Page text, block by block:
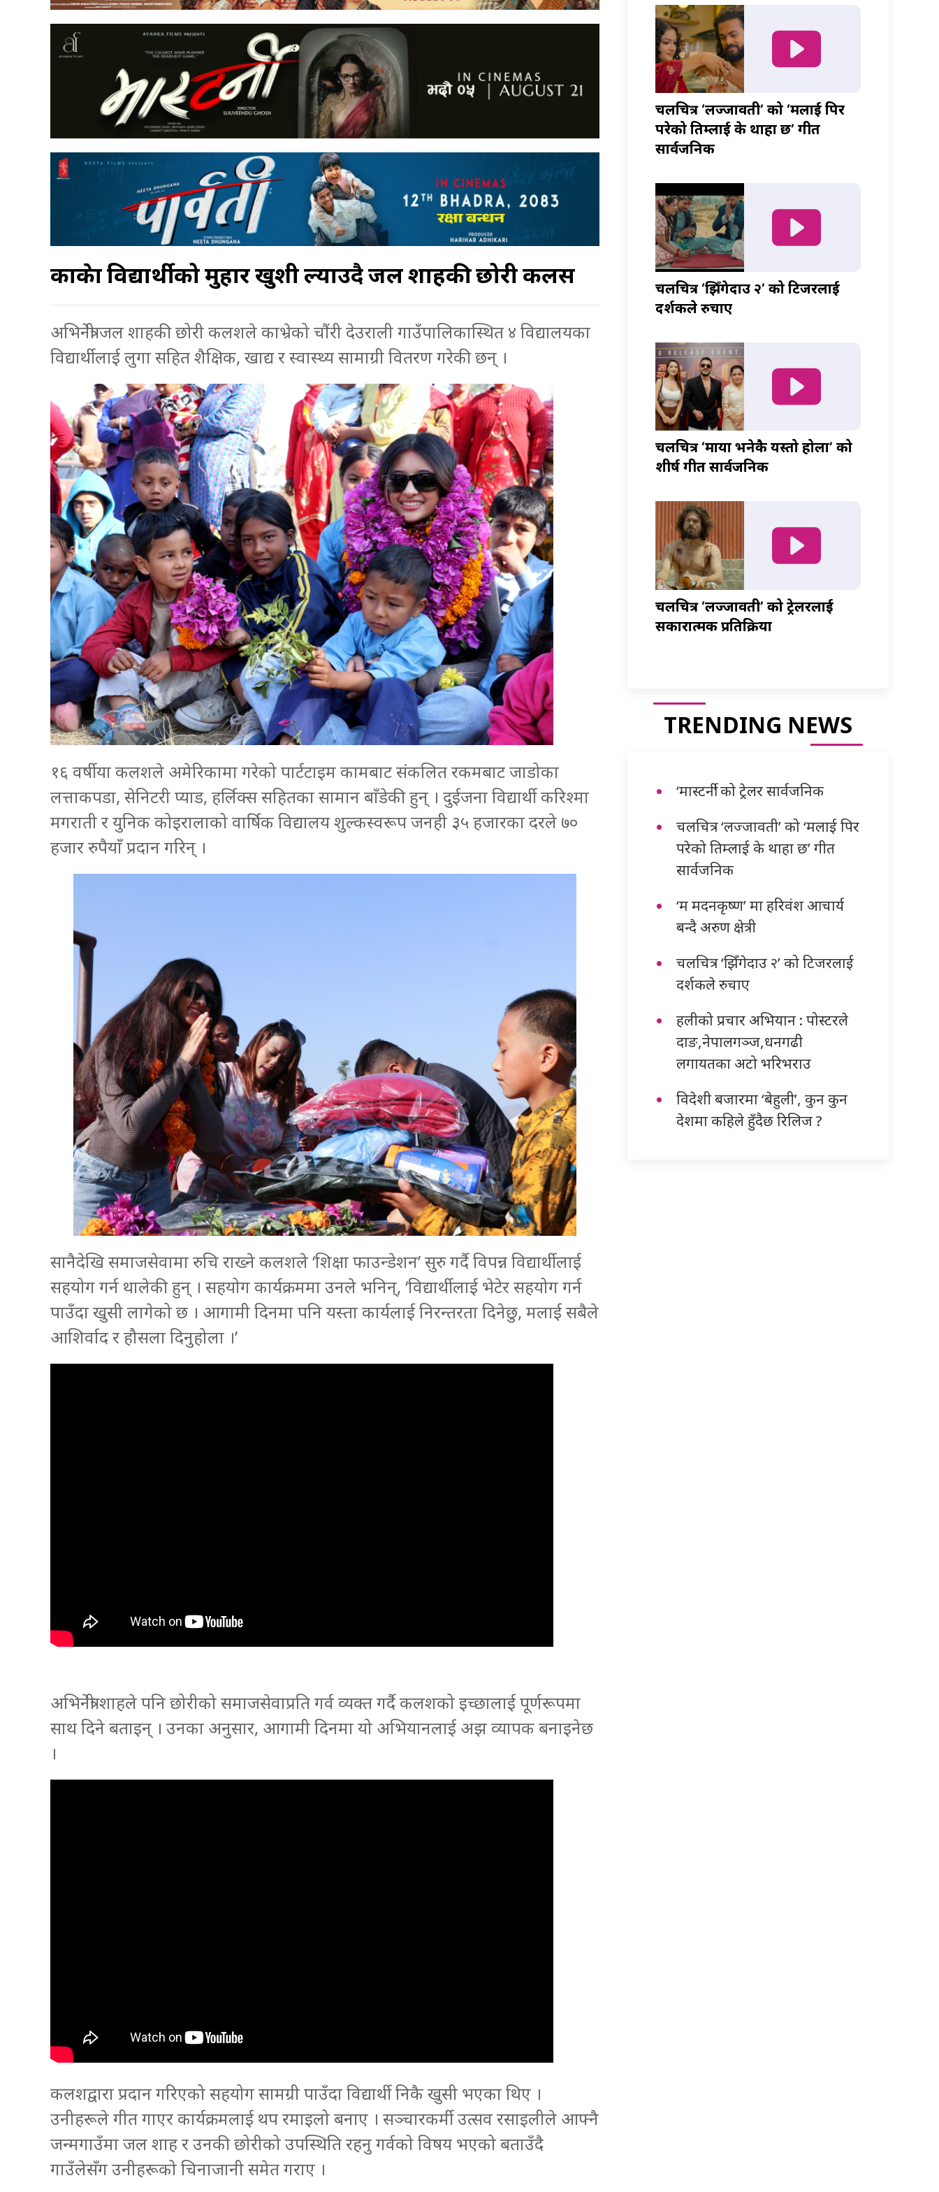
काभ्रेका विद्यार्थीको मुहार खुशी ल्याउदै जल शाहकी छोरी कलस
अभिनेत्री जल शाहकी छोरी कलशले काभ्रेको चौंरी देउराली गाउँपालिकास्थित ४ विद्यालयका
विद्यार्थीलाई लुगा सहित शैक्षिक, खाद्य र स्वास्थ्य सामाग्री वितरण गरेकी छन् ।
१६ वर्षीया कलशले अमेरिकामा गरेको पार्टटाइम कामबाट संकलित रकमबाट जाडोका
लत्ताकपडा, सेनिटरी प्याड, हर्लिक्स सहितका सामान बाँडेकी हुन् । दुईजना विद्यार्थी करिश्मा
मगराती र युनिक कोइरालाको वार्षिक विद्यालय शुल्कस्वरूप जनही ३५ हजारका दरले ७०
हजार रुपैयाँ प्रदान गरिन् ।
सानैदेखि समाजसेवामा रुचि राख्ने कलशले ‘शिक्षा फाउन्डेशन’ सुरु गर्दै विपन्न विद्यार्थीलाई
सहयोग गर्न थालेकी हुन् । सहयोग कार्यक्रममा उनले भनिन्, ‘विद्यार्थीलाई भेटेर सहयोग गर्न
पाउँदा खुसी लागेको छ । आगामी दिनमा पनि यस्ता कार्यलाई निरन्तरता दिनेछु, मलाई सबैले
आशिर्वाद र हौसला दिनुहोला ।’
अभिनेत्री शाहले पनि छोरीको समाजसेवाप्रति गर्व व्यक्त गर्दै कलशको इच्छालाई पूर्णरूपमा
साथ दिने बताइन् । उनका अनुसार, आगामी दिनमा यो अभियानलाई अझ व्यापक बनाइनेछ
।
कलशद्वारा प्रदान गरिएको सहयोग सामग्री पाउँदा विद्यार्थी निकै खुसी भएका थिए ।
उनीहरूले गीत गाएर कार्यक्रमलाई थप रमाइलो बनाए । सञ्चारकर्मी उत्सव रसाइलीले आफ्नै
जन्मगाउँमा जल शाह र उनकी छोरीको उपस्थिति रहनु गर्वको विषय भएको बताउँदै
गाउँलेसँग उनीहरूको चिनाजानी समेत गराए ।
चलचित्र ‘लज्जावती’ को ‘मलाई पिर
परेको तिम्लाई के थाहा छ’ गीत
सार्वजनिक
चलचित्र ‘झिँगेदाउ २’ को टिजरलाई
दर्शकले रुचाए
चलचित्र ‘माया भनेकै यस्तो होला’ को
शीर्ष गीत सार्वजनिक
चलचित्र ‘लज्जावती’ को ट्रेलरलाई
सकारात्मक प्रतिक्रिया
TRENDING NEWS
‘मास्टर्नी’ को ट्रेलर सार्वजनिक
चलचित्र ‘लज्जावती’ को ‘मलाई पिर
परेको तिम्लाई के थाहा छ’ गीत
सार्वजनिक
‘म मदनकृष्ण’ मा हरिवंश आचार्य
बन्दै अरुण क्षेत्री
चलचित्र ‘झिँगेदाउ २’ को टिजरलाई
दर्शकले रुचाए
हलीको प्रचार अभियान : पोस्टरले
दाङ,नेपालगञ्ज,धनगढी
लगायतका अटो भरिभराउ
विदेशी बजारमा ‘बेहुली’, कुन कुन
देशमा कहिले हुँदैछ रिलिज ?